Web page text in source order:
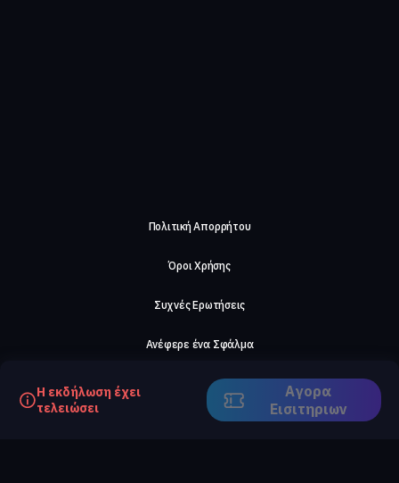
Η εκδήλωση έχει
τελειώσει
Αγορα
Eισιτηριων
Πολιτική Απορρήτου
Όροι Χρήσης
Συχνές Ερωτήσεις
Ανέφερε ένα Σφάλμα
Σχετικά με μας
Careers